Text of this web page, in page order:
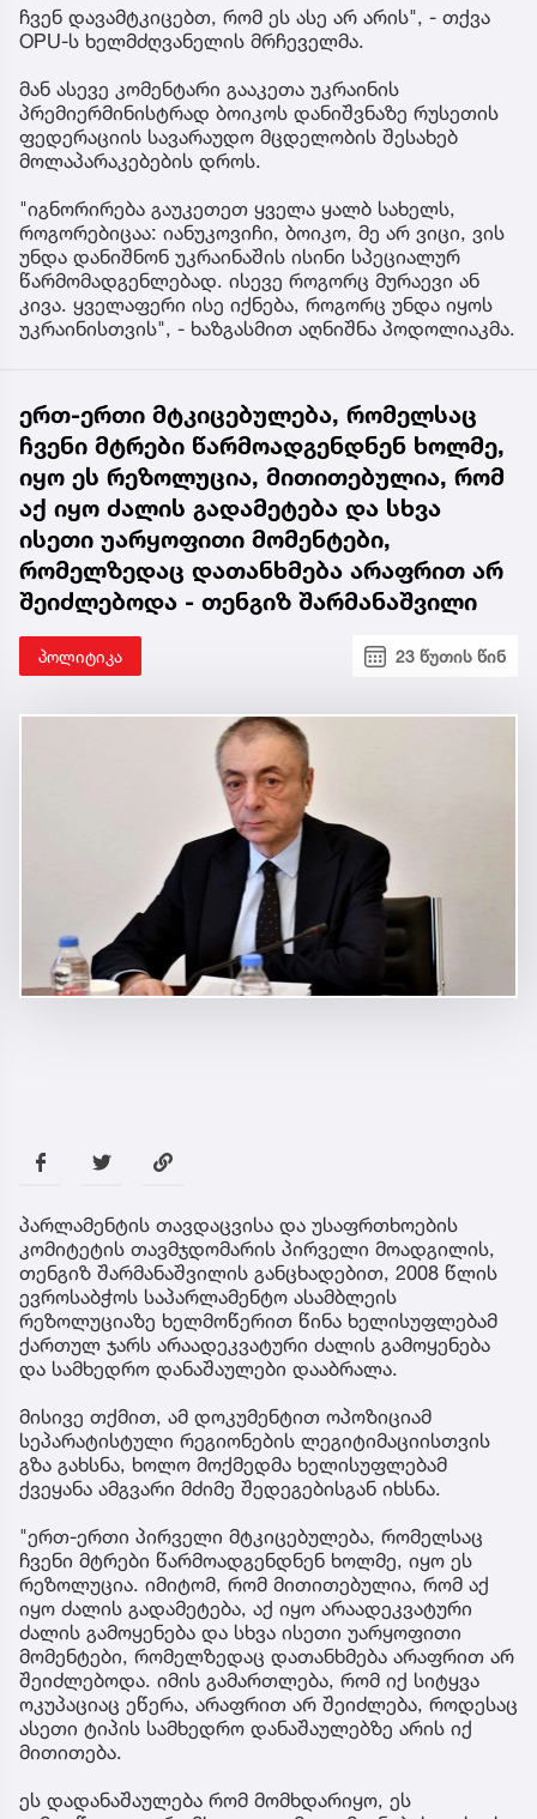
ჩვენ დავამტკიცებთ, რომ ეს ასე არ არის", - თქვა
OPU-ს ხელმძღვანელის მრჩეველმა.
მან ასევე კომენტარი გააკეთა უკრაინის
პრემიერმინისტრად ბოიკოს დანიშვნაზე რუსეთის
ფედერაციის სავარაუდო მცდელობის შესახებ
მოლაპარაკებების დროს.
"იგნორირება გაუკეთეთ ყველა ყალბ სახელს,
როგორებიცაა: იანუკოვიჩი, ბოიკო, მე არ ვიცი, ვის
უნდა დანიშნონ უკრაინაშის ისინი სპეციალურ
წარმომადგენლებად. ისევე როგორც მურაევი ან
კივა. ყველაფერი ისე იქნება, როგორც უნდა იყოს
უკრაინისთვის", - ხაზგასმით აღნიშნა პოდოლიაკმა.
ერთ-ერთი მტკიცებულება, რომელსაც
ჩვენი მტრები წარმოადგენდნენ ხოლმე,
იყო ეს რეზოლუცია, მითითებულია, რომ
აქ იყო ძალის გადამეტება და სხვა
ისეთი უარყოფითი მომენტები,
რომელზედაც დათანხმება არაფრით არ
შეიძლებოდა - თენგიზ შარმანაშვილი
პოლიტიკა 23 წუთის წინ
პარლამენტის თავდაცვისა და უსაფრთხოების
კომიტეტის თავმჯდომარის პირველი მოადგილის,
თენგიზ შარმანაშვილის განცხადებით, 2008 წლის
ევროსაბჭოს საპარლამენტო ასამბლეის
რეზოლუციაზე ხელმოწერით წინა ხელისუფლებამ
ქართულ ჯარს არაადეკვატური ძალის გამოყენება
და სამხედრო დანაშაულები დააბრალა.
მისივე თქმით, ამ დოკუმენტით ოპოზიციამ
სეპარატისტული რეგიონების ლეგიტიმაციისთვის
გზა გახსნა, ხოლო მოქმედმა ხელისუფლებამ
ქვეყანა ამგვარი მძიმე შედეგებისგან იხსნა.
"ერთ-ერთი პირველი მტკიცებულება, რომელსაც
ჩვენი მტრები წარმოადგენდნენ ხოლმე, იყო ეს
რეზოლუცია. იმიტომ, რომ მითითებულია, რომ აქ
იყო ძალის გადამეტება, აქ იყო არაადეკვატური
ძალის გამოყენება და სხვა ისეთი უარყოფითი
მომენტები, რომელზედაც დათანხმება არაფრით არ
შეიძლებოდა. იმის გამართლება, რომ იქ სიტყვა
ოკუპაციაც ეწერა, არაფრით არ შეიძლება, როდესაც
ასეთი ტიპის სამხედრო დანაშაულებზე არის იქ
მითითება.
ეს დადანაშაულება რომ მომხდარიყო, ეს